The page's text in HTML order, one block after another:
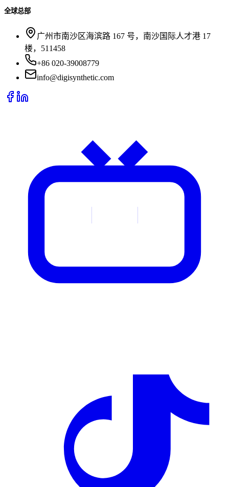
全球总部
广州市南沙区海滨路 167 号，南沙国际人才港 17
楼，511458
+86 020-39008779
info@digisynthetic.com